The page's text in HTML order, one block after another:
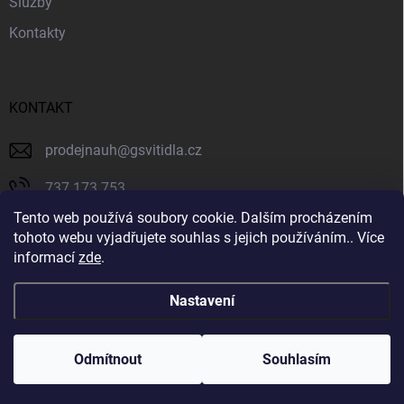
Tento web používá soubory cookie. Dalším procházením
tohoto webu vyjadřujete souhlas s jejich používáním.. Více
informací zde.
Nastavení
Odmítnout Souhlasím
Kontakty
KONTAKT
prodejnauh@gsvitidla.cz
737 173 753
603 314 079
Svítidla GIOVANNY
Vytvořil Shoptet
Copyright 2026 Svítidla GIOVANNY . Všechna práva vyhrazena.